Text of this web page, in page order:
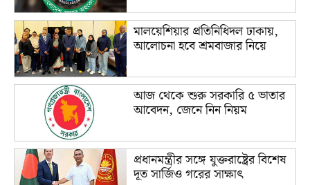
মালয়েশিয়ার প্রতিনিধিদল ঢাকায়,
আলোচনা হবে শ্রমবাজার নিয়ে
আজ থেকে শুরু সরকারি ৫ ভাতার
আবেদন, জেনে নিন নিয়ম
প্রধানমন্ত্রীর সঙ্গে যুক্তরাষ্ট্রের বিশেষ
দূত সার্জিও গরের সাক্ষাৎ